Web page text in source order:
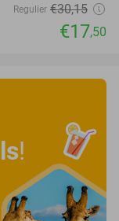
Regulier €30,15
€17,50
!